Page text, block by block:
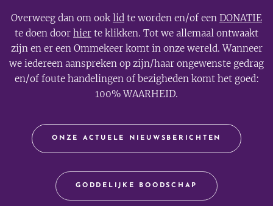
Overweeg dan om ooklid te worden en/of een DONATIE
te doen door hier te klikken. Tot we allemaal ontwaakt
zijn en er een Ommekeer komt in onze wereld. Wanneer
we iedereen aanspreken op zijn/haar ongewenste gedrag
en/of foute handelingen of bezigheden komt het goed:
100% WAARHEID.
ONZE ACTUELE NIEUWSBERICHTEN
GODDELIJKE BOODSCHAP